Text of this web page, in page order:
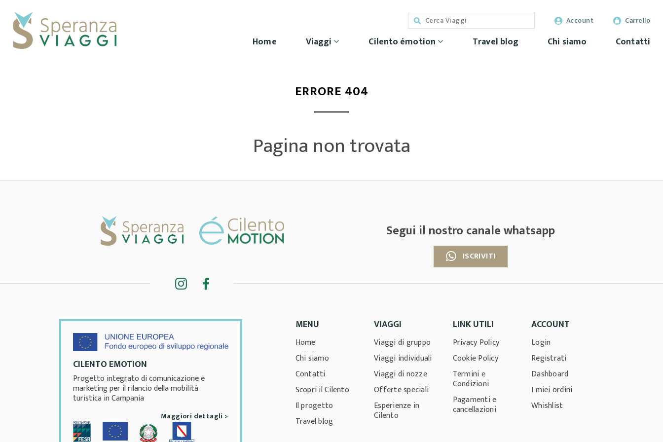
Account Carrello
Home Viaggi Cilento émotion Travel blog Chi siamo Contatti
ERRORE 404
Pagina non trovata
Segui il nostro canale whatsapp
ISCRIVITI
CILENTO EMOTION
Progetto integrato di comunicazione e
marketing per il rilancio della mobilità
turistica in Campania
Maggiori dettagli >
MENU
Home
Chi siamo
Contatti
Scopri il Cilento
Il progetto
Travel blog
VIAGGI
Viaggi di gruppo
Viaggi individuali
Viaggi di nozze
Offerte speciali
Esperienze in
Cilento
LINK UTILI
Privacy Policy
Cookie Policy
Termini e
Condizioni
Pagamenti e
cancellazioni
ACCOUNT
Login
Registrati
Dashboard
I miei ordini
Whishlist